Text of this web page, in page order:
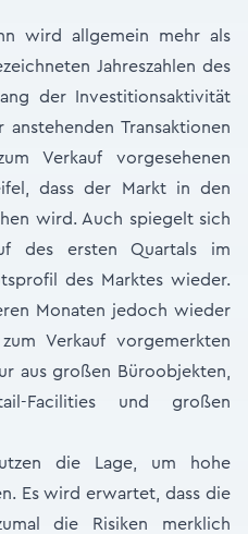
wird allgemein mehr als
Jahreszahlen des
der Investitionsaktivität
Transaktionen
Verkauf vorgesehenen
dass der Markt in den
wird. Auch spiegelt sich
des ersten Quartals im
des Marktes wieder.
Monaten jedoch wieder
Verkauf vorgemerkten
aus großen Büroobjekten,
Facilities und großen
die Lage, um hohe
Es wird erwartet, dass die
die Risiken merklich